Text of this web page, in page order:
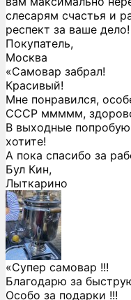
слесарям счастья и
респект за ваше
Покупатель,
Москва
«Самовар забрал!
Красивый!
Мне понравился,
СССР ммммм,
В выходные
хотите!
А пока спасибо за
Бул Кин,
Лыткарино
«Супер самовар !!!
Благодарю за
Особо за подарки !!!